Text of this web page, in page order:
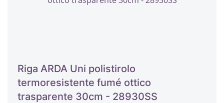
Riga ARDA Uni polistirolo
termoresistente fumé ottico
trasparente 30cm - 28930SS